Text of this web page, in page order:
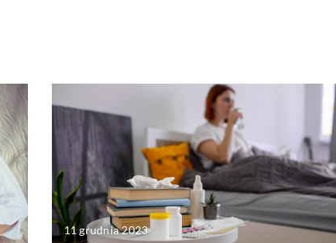
11 grudnia 2023